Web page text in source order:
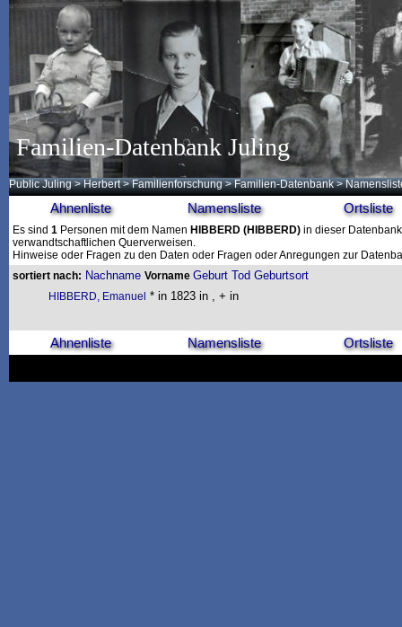
Familien-Datenbank Juling
Public Juling >Herbert >Familienforschung >Familien-Datenbank >
Ahnenliste Namensliste Ortsliste
Es sind 1 Personen mit dem Namen HIBBERD (HIBBERD) in dieser
verwandtschaftlichen Querverweisen.
Hinweise oder Fragen zu den Daten oder Fragen oder Anregungen zur
sortiert nach: Nachname Vorname Geburt Tod Geburtsort
HIBBERD, Emanuel * in 1823 in , + in
Ahnenliste Namensliste Ortsliste